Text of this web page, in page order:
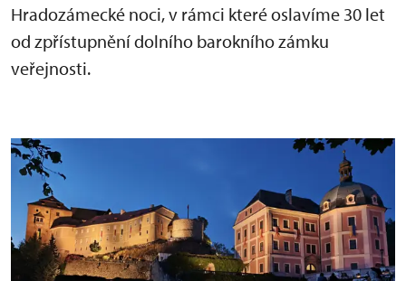
Hradozámecké noci, v rámci které oslavíme 30 let
od zpřístupnění dolního barokního zámku
veřejnosti.